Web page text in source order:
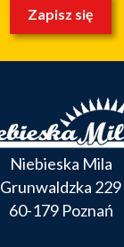
Zapisz się
Niebieska Mila
Grunwaldzka 229
60-179 Poznań